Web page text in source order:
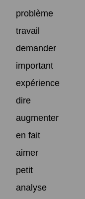
problème
travail
demander
important
expérience
dire
augmenter
en fait
aimer
petit
analyse